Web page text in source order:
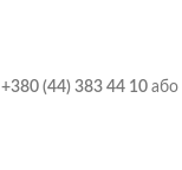
+380 (44) 383 44 10 або